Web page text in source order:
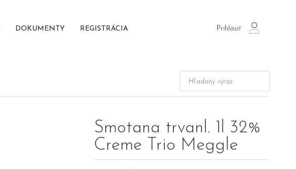
DOKUMENTY REGISTRÁCIA Prihlásiť
login
Smotana trvanl. 1l 32%
Creme Trio Meggle